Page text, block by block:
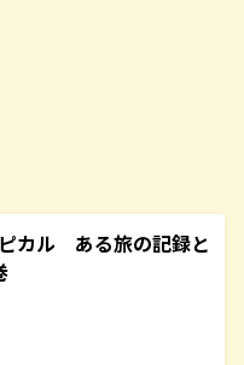
カル ある旅の記録と